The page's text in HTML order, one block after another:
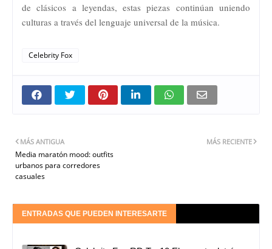
de clásicos a leyendas, estas piezas continúan uniendo
culturas a través del lenguaje universal de la música.
Celebrity Fox
MÁS RECIENTE
MÁS ANTIGUA
Media maratón mood: outfits
urbanos para corredores
casuales
ENTRADAS QUE PUEDEN INTERESARTE